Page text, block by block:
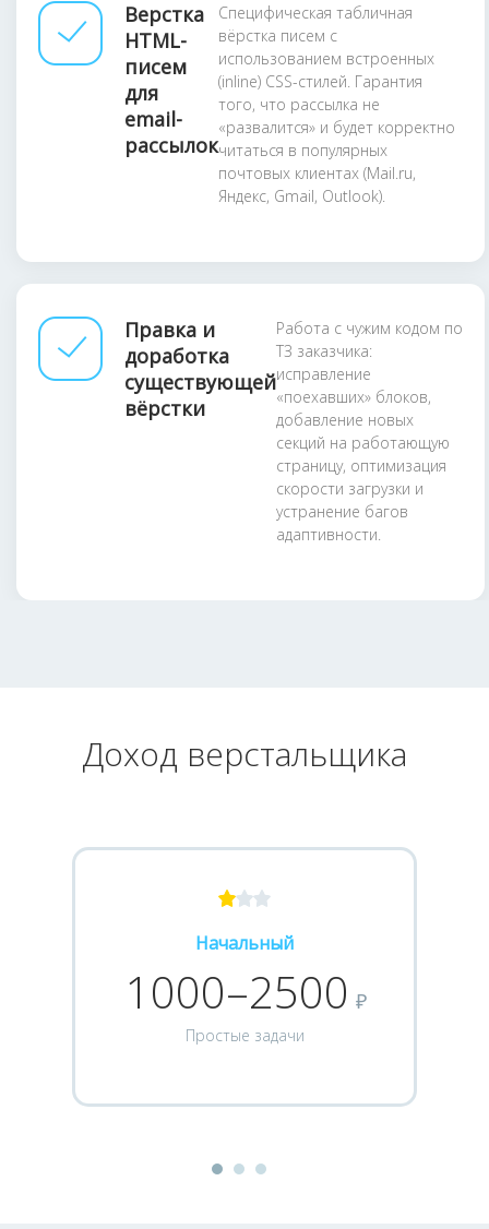
Верстка
HTML-
писем
для
email-
рассылок
Специфическая табличная
вёрстка писем с
использованием встроенных
(inline) CSS-стилей. Гарантия
того, что рассылка не
«развалится» и будет корректно
читаться в популярных
почтовых клиентах (Mail.ru,
Яндекс, Gmail, Outlook).
Правка и
доработка
существующей
вёрстки
Работа с чужим кодом по
ТЗ заказчика:
исправление
«поехавших» блоков,
добавление новых
секций на работающую
страницу, оптимизация
скорости загрузки и
устранение багов
адаптивности.
Доход верстальщика
Начальный
1000–2500 ₽
Простые задачи